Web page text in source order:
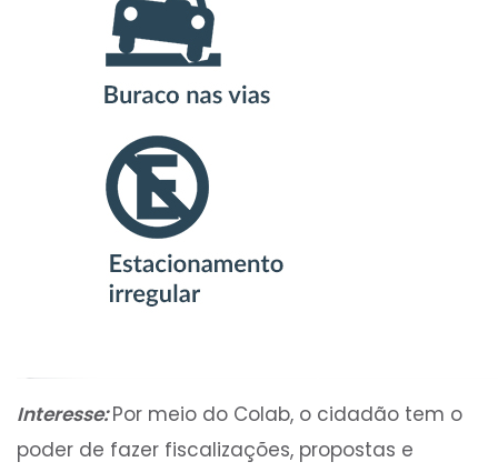
Interesse:Por meio do Colab, o cidadão tem o
poder de fazer fiscalizações, propostas e